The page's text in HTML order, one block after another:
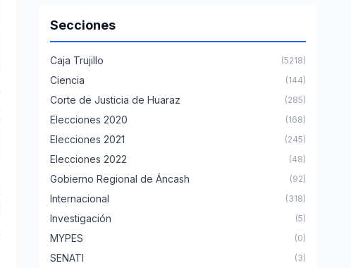
Secciones
Caja Trujillo (5218)
Ciencia (144)
Corte de Justicia de Huaraz (285)
Elecciones 2020 (168)
Elecciones 2021 (245)
Elecciones 2022 (48)
Gobierno Regional de Áncash (92)
Internacional (318)
Investigación (5)
MYPES (0)
SENATI (3)